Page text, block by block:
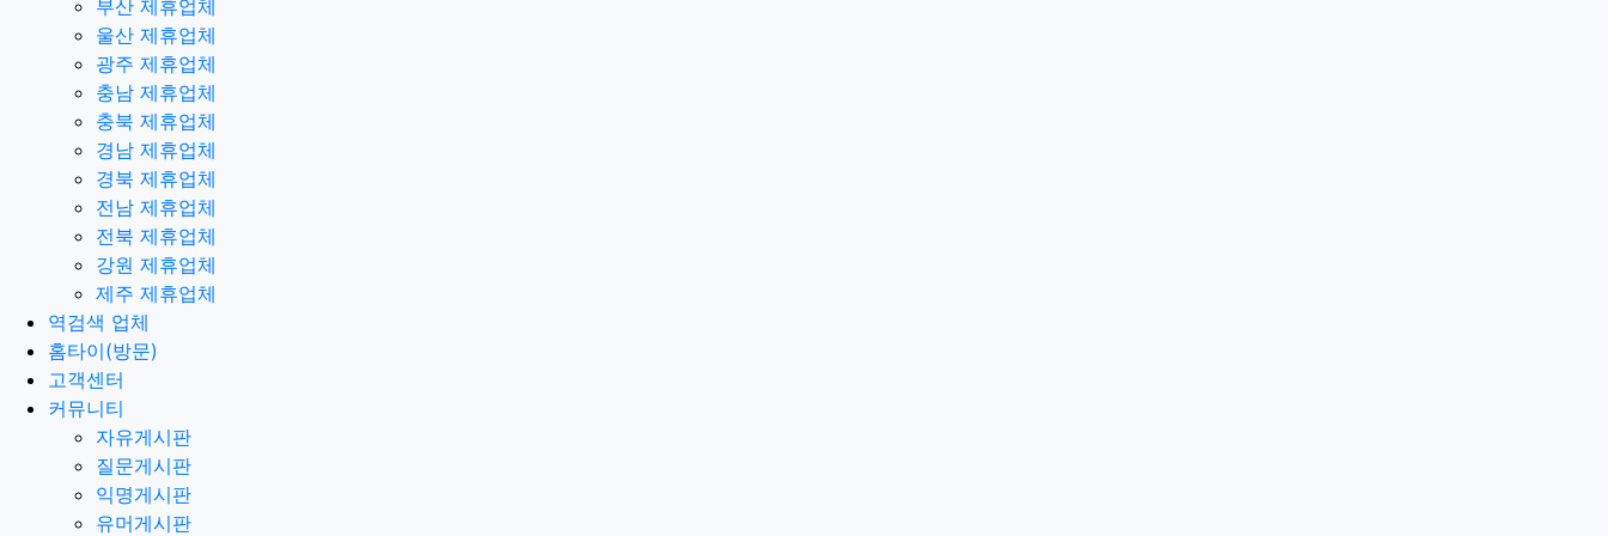
부산 제휴업체
울산 제휴업체
광주 제휴업체
충남 제휴업체
충북 제휴업체
경남 제휴업체
경북 제휴업체
전남 제휴업체
전북 제휴업체
강원 제휴업체
제주 제휴업체
역검색 업체
홈타이(방문)
고객센터
커뮤니티
자유게시판
질문게시판
익명게시판
유머게시판